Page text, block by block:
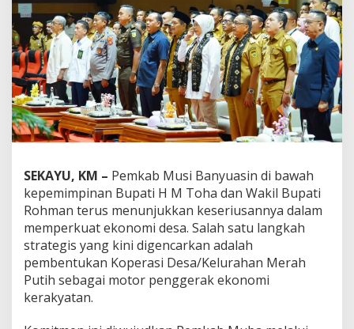
i
a
s
:
W
a
b
u
p
R
m
a
n
e
s
m
i
SEKAYU, KM – Pemkab Musi Banyuasin di bawah
kepemimpinan Bupati H M Toha dan Wakil Bupati
Rohman terus menunjukkan keseriusannya dalam
memperkuat ekonomi desa. Salah satu langkah
strategis yang kini digencarkan adalah
pembentukan Koperasi Desa/Kelurahan Merah
Putih sebagai motor penggerak ekonomi
kerakyatan.